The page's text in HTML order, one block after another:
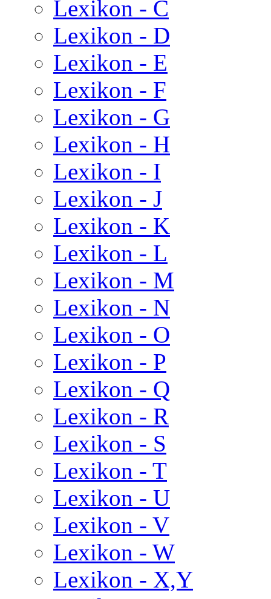
Lexikon - C
Lexikon - D
Lexikon - E
Lexikon - F
Lexikon - G
Lexikon - H
Lexikon - I
Lexikon - J
Lexikon - K
Lexikon - L
Lexikon - M
Lexikon - N
Lexikon - O
Lexikon - P
Lexikon - Q
Lexikon - R
Lexikon - S
Lexikon - T
Lexikon - U
Lexikon - V
Lexikon - W
Lexikon - X,Y